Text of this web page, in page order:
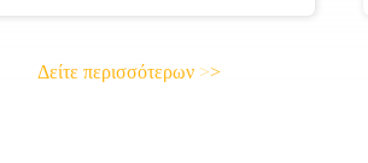
Δείτε περισσότερων >>